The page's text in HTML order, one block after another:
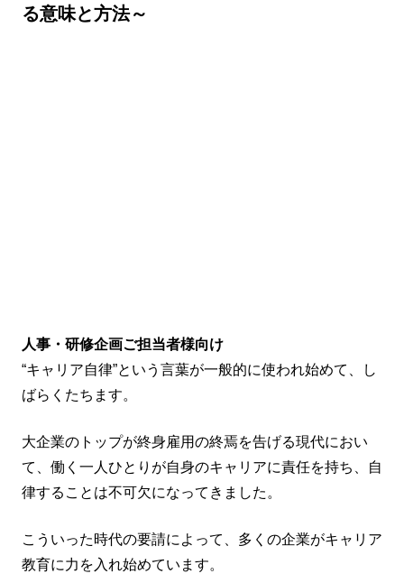
る意味と方法～
人事・研修企画ご担当者様向け
“キャリア自律”という言葉が一般的に使われ始めて、し
ばらくたちます。
大企業のトップが終身雇用の終焉を告げる現代におい
て、働く一人ひとりが自身のキャリアに責任を持ち、自
律することは不可欠になってきました。
こういった時代の要請によって、多くの企業がキャリア
教育に力を入れ始めています。